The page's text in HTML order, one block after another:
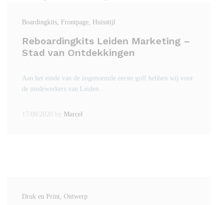
Boardingkits , Frontpage , Huisstijl
Reboardingkits Leiden Marketing –
Stad van Ontdekkingen
Aan het einde van de zogenoemde eerste golf hebben wij voor
de medewerkers van Leiden…
17/08/2020 by Marcel
Druk en Print , Ontwerp